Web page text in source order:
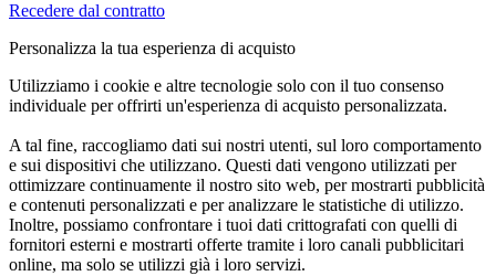
Recedere dal contratto
Personalizza la tua esperienza di acquisto
Utilizziamo i cookie e altre tecnologie solo con il tuo consenso
individuale per offrirti un'esperienza di acquisto personalizzata.
A tal fine, raccogliamo dati sui nostri utenti, sul loro comportamento
e sui dispositivi che utilizzano. Questi dati vengono utilizzati per
ottimizzare continuamente il nostro sito web, per mostrarti pubblicità
e contenuti personalizzati e per analizzare le statistiche di utilizzo.
Inoltre, possiamo confrontare i tuoi dati crittografati con quelli di
fornitori esterni e mostrarti offerte tramite i loro canali pubblicitari
online, ma solo se utilizzi già i loro servizi.